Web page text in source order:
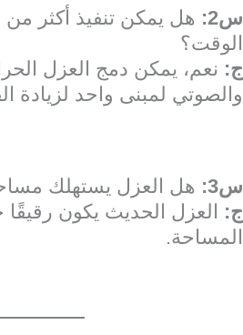
س2:
هل يمكن تنفيذ أكثر
الوقت؟
ج: نعم، يمكن دمج العزل
والصوتي لمبنى واحد لزيادة
س3:
هل العزل يستهلك
ج: العزل الحديث يكون رقيقًا
المساحة.